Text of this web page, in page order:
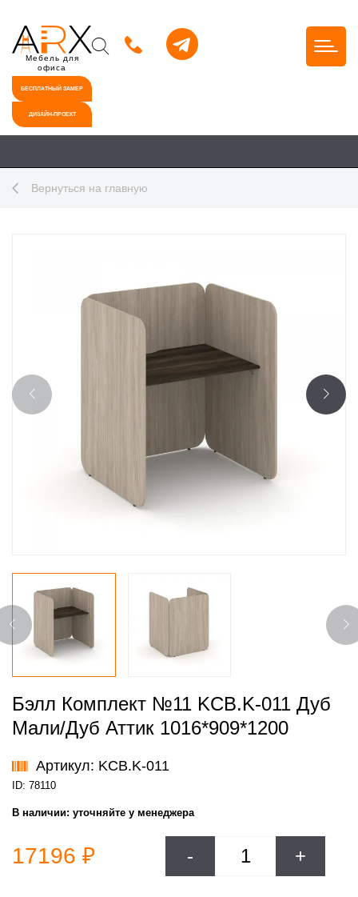
Мебель для
офиса
БЕСПЛАТНЫЙ ЗАМЕР
ДИЗАЙН-ПРОЕКТ
Вернуться на главную
Бэлл Комплект №11 KCB.K-011 Дуб
Мали/Дуб Аттик 1016*909*1200
Артикул: KCB.K-011
ID: 78110
В наличии: уточняйте у менеджера
17196 ₽ - +